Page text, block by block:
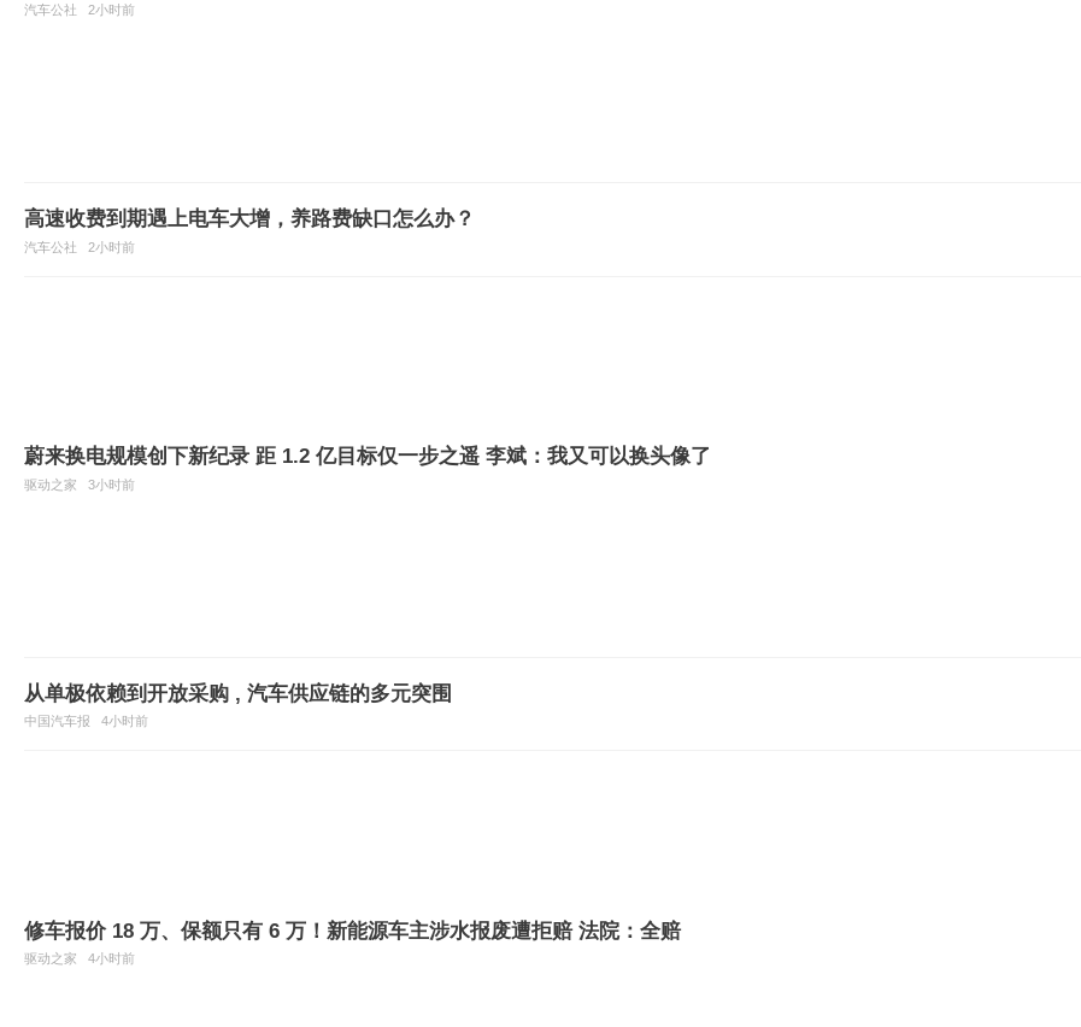
汽车公社 2小时前
高速收费到期遇上电车大增，养路费缺口怎么办？
汽车公社 2小时前
蔚来换电规模创下新纪录 距 1.2 亿目标仅一步之遥 李斌：我又可以换头像了
驱动之家 3小时前
从单极依赖到开放采购 , 汽车供应链的多元突围
中国汽车报 4小时前
修车报价 18 万、保额只有 6 万！新能源车主涉水报废遭拒赔 法院：全赔
驱动之家 4小时前